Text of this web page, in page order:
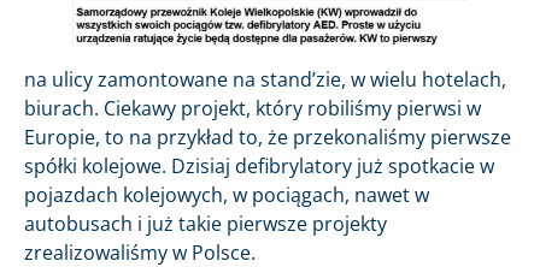
na ulicy zamontowane na stand’zie, w wielu hotelach,
biurach. Ciekawy projekt, który robiliśmy pierwsi w
Europie, to na przykład to, że przekonaliśmy pierwsze
spółki kolejowe. Dzisiaj defibrylatory już spotkacie w
pojazdach kolejowych, w pociągach, nawet w
autobusach i już takie pierwsze projekty
zrealizowaliśmy w Polsce.